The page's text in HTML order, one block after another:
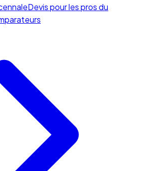
Devis pour les pros du